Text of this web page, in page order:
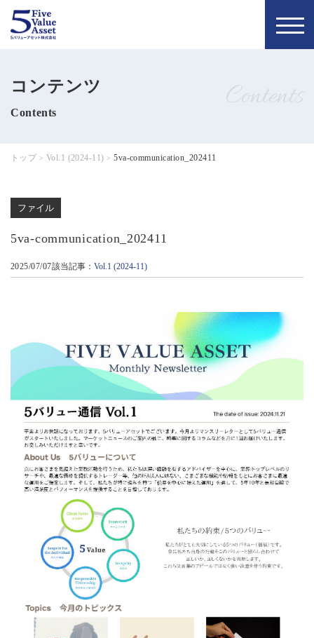
トップページ
私たちの理念
代表について
メンバー
採用情報
無料個別相談
お客さま本位の業務運営に関する取組方針
金融商品取引法に基づく表示
勧誘方針
個人情報取り扱い
反社会的勢力との関係遮断のための基本方針
コンテンツ
Contents
トップ > Vol.1 (2024-11) >5va-communication_202411
ファイル
5va-communication_202411
2025/07/07該当記事： Vol.1 (2024-11)